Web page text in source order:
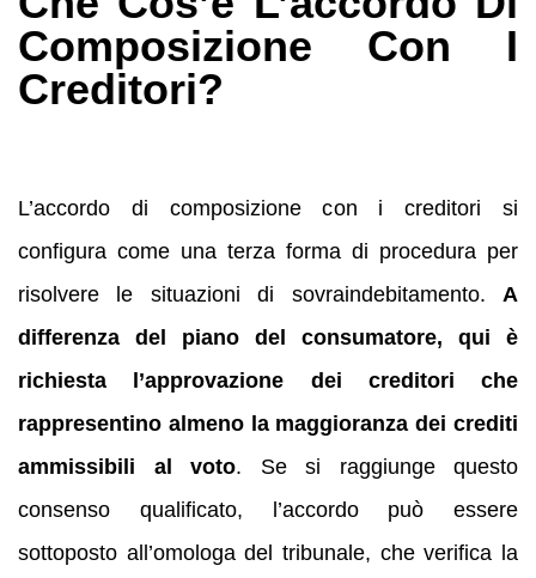
Composizione Con I
Creditori?
L’accordo di composizione con i creditori si
configura come una terza forma di procedura per
risolvere le situazioni di sovraindebitamento. A
differenza del piano del consumatore, qui è
richiesta l’approvazione dei creditori che
rappresentino almeno la maggioranza dei crediti
ammissibili al voto. Se si raggiunge questo
consenso qualificato, l’accordo può essere
sottoposto all’omologa del tribunale, che verifica la